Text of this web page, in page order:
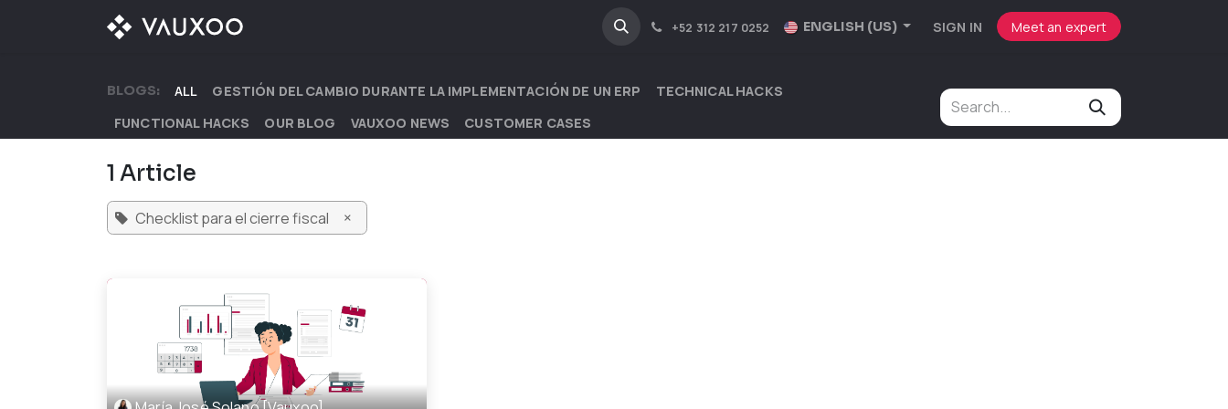
Skip to Content
+52 312 217 0252 ENGLISH (US) SIGN IN Meet an expert
BLOGS: ALL GESTIÓN DEL CAMBIO DURANTE LA IMPLEMENTACIÓN DE UN ERP
TECHNICAL HACKS
FUNCTIONAL HACKS
OUR BLOG VAUXOO NEWS CUSTOMER CASES
1 Article
Checklist para el cierre fiscal ×